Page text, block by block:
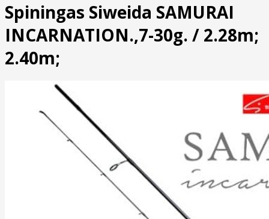
Spiningas Siweida SAMURAI
INCARNATION.,7-30g. / 2.28m;
2.40m;